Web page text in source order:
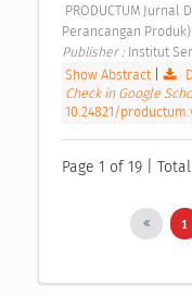
Perancangan Produk)
Publisher : Institut
Show Abstract|
Check in Google
10.24821/
Page 1 of 19 |
1